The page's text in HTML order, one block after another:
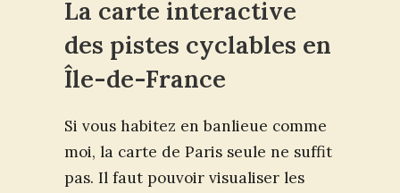
La carte interactive
des pistes cyclables en
Île-de-France
Si vous habitez en banlieue comme
moi, la carte de Paris seule ne suffit
pas. Il faut pouvoir visualiser les